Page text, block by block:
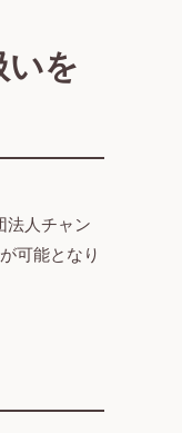
を
法人チャン
可能となり